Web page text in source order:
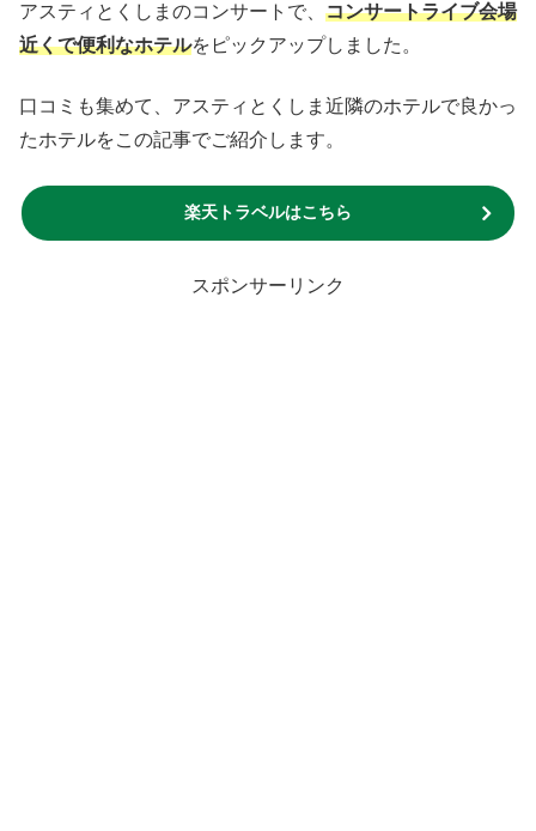
アスティとくしまのコンサートで、 コンサートライブ会場
近くで便利なホテルをピックアップしました。
口コミも集めて、アスティとくしま近隣のホテルで良かっ
たホテルをこの記事でご紹介します。
楽天トラベルはこちら
スポンサーリンク